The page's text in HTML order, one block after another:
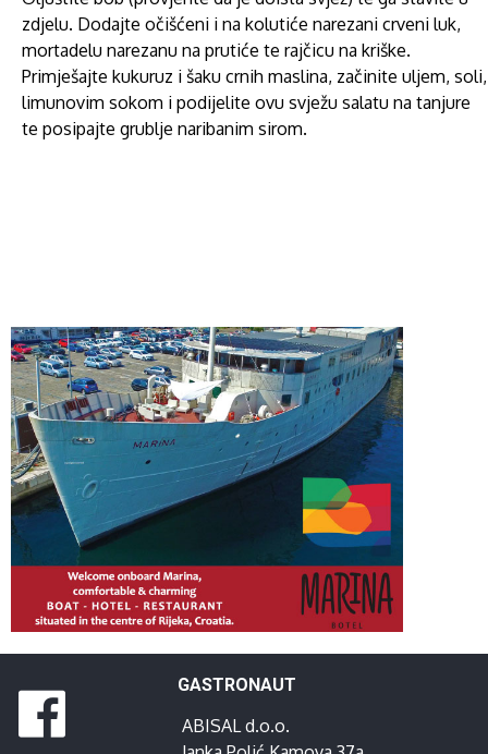
zdjelu. Dodajte očišćeni i na kolutiće narezani crveni luk,
mortadelu narezanu na prutiće te rajčicu na kriške.
Primješajte kukuruz i šaku crnih maslina, začinite uljem, soli,
limunovim sokom i podijelite ovu svježu salatu na tanjure
te posipajte grublje naribanim sirom.
GASTRONAUT
ABISAL d.o.o.